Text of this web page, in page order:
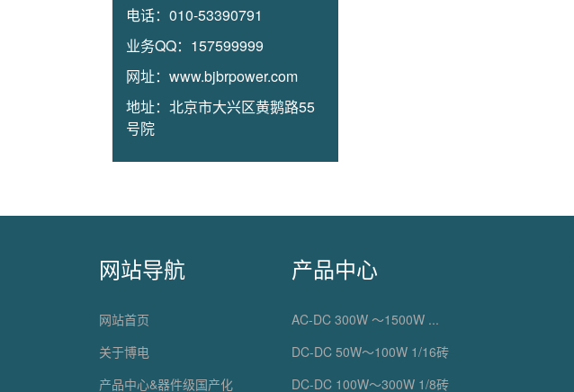
电话： 010-53390791
业务QQ： 157599999
网址： www.bjbrpower.com
地址： 北京市大兴区黄鹅路55
号院
网站导航
网站首页
关于博电
产品中心&器件级国产化
产品中心
AC-DC 300W ～1500W ...
DC-DC 50W～100W 1/16砖
DC-DC 100W～300W 1/8砖